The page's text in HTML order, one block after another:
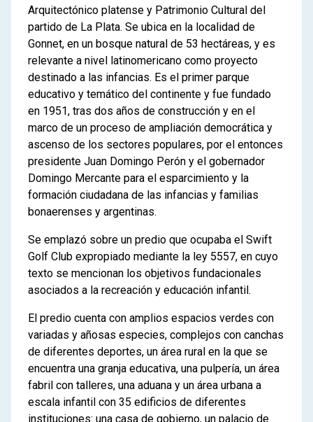
Arquitectónico platense y Patrimonio Cultural del
partido de La Plata. Se ubica en la localidad de
Gonnet, en un bosque natural de 53 hectáreas, y es
relevante a nivel latinomericano como proyecto
destinado a las infancias. Es el primer parque
educativo y temático del continente y fue fundado
en 1951, tras dos años de construcción y en el
marco de un proceso de ampliación democrática y
ascenso de los sectores populares, por el entonces
presidente Juan Domingo Perón y el gobernador
Domingo Mercante para el esparcimiento y la
formación ciudadana de las infancias y familias
bonaerenses y argentinas.
Se emplazó sobre un predio que ocupaba el Swift
Golf Club expropiado mediante la ley 5557, en cuyo
texto se mencionan los objetivos fundacionales
asociados a la recreación y educación infantil.
El predio cuenta con amplios espacios verdes con
variadas y añosas especies, complejos con canchas
de diferentes deportes, un área rural en la que se
encuentra una granja educativa, una pulpería, un área
fabril con talleres, una aduana y un área urbana a
escala infantil con 35 edificios de diferentes
instituciones: una casa de gobierno, un palacio de